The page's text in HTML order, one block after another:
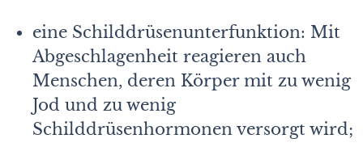
eine Schilddrüsenunterfunktion: Mit
Abgeschlagenheit reagieren auch
Menschen, deren Körper mit zu wenig
Jod und zu wenig
Schilddrüsenhormonen versorgt wird;